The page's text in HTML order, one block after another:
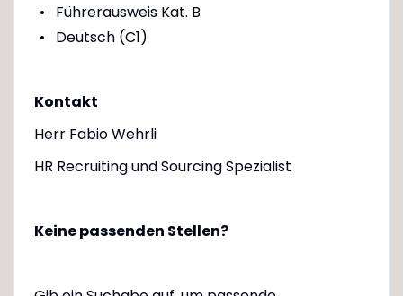
Führerausweis Kat. B
Deutsch (C1)
Kontakt
Herr Fabio Wehrli
HR Recruiting und Sourcing Spezialist
Keine passenden Stellen?